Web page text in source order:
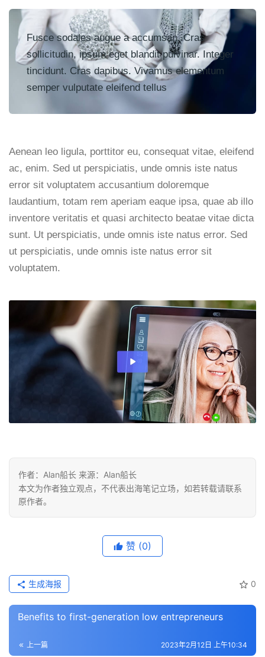
页
Fusce sodales augue a accumsan. Cras
sollicitudin, ipsum eget blandit pulvinar. Integer
tincidunt. Cras dapibus. Vivamus elementum
semper vulputate eleifend tellus
Aenean leo ligula, porttitor eu, consequat vitae, eleifend
ac, enim. Sed ut perspiciatis, unde omnis iste natus
error sit voluptatem accusantium doloremque
laudantium, totam rem aperiam eaque ipsa, quae ab illo
inventore veritatis et quasi architecto beatae vitae dicta
sunt. Ut perspiciatis, unde omnis iste natus error. Sed
ut perspiciatis, unde omnis iste natus error sit
voluptatem.
作者：Alan船长 来源：Alan船长
本文为作者独立观点，不代表出海笔记立场，如若转载请联系
原作者。
赞 (0)
0
生成海报
Benefits to first-generation low entrepreneurs
上一篇 2023年2月12日 上午10:34